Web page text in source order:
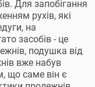
Для запобігання
рухів, які
на
засобів - це
подушка від
вже набув
що саме він є